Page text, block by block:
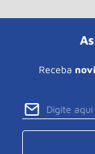
Receba